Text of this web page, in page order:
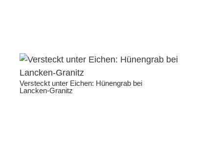
Versteckt unter Eichen: Hünengrab bei
Lancken-Granitz